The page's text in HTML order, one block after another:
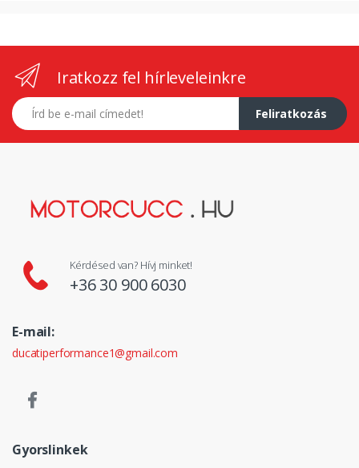
Iratkozz fel hírleveleinkre
E-mail címed
Feliratkozás
Kérdésed van? Hívj minket!
+36 30 900 6030
E-mail:
ducatiperformance1@gmail.com
Gyorslinkek